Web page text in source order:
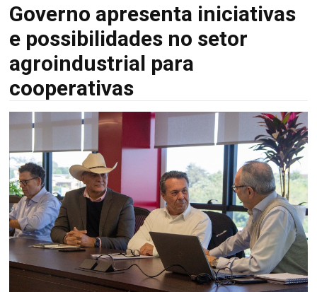
Governo apresenta iniciativas
e possibilidades no setor
agroindustrial para
cooperativas